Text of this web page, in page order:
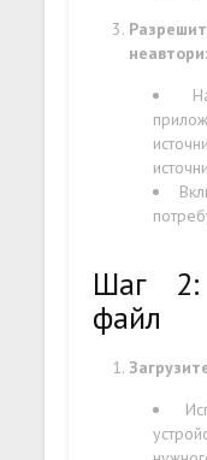
Шаг 2:
файл